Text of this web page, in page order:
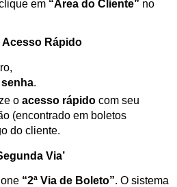
em “Área do Cliente” no
Acesso Rápido
senha.
o acesso rápidocom seu
(encontrado em boletos
do cliente.
Via’
“2ª Via de Boleto”. O sistema